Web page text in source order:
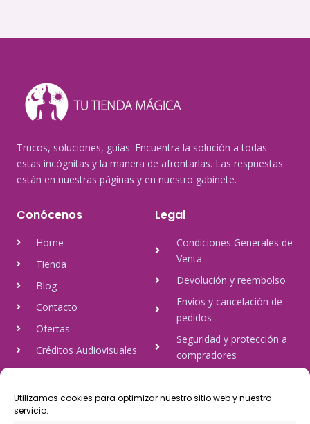
Utilizamos cookies para optimizar nuestro sitio web y nuestro
servicio.
Trucos, soluciones, guías. Encuentra la solución a todas
estas incógnitas y la manera de afrontarlas. Las respuestas
están en nuestras páginas y en nuestro gabinete.
Conócenos
Home
Tienda
Blog
Contacto
Ofertas
Créditos Audiovisuales
tulineamagica.com
Legal
Condiciones Generales de
Venta
Devolución y reembolso
Envíos y cancelación de
pedidos
Seguridad y protección a
compradores
Política de cookies